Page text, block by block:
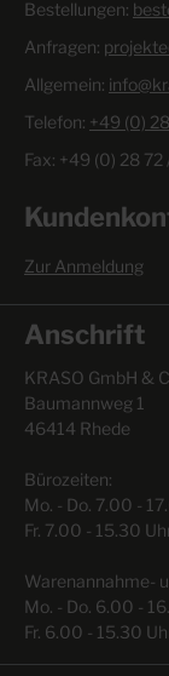
Wasser, sowie
DIN EN 13501-
Bestellungen:
Anfragen:
Allgemein:
Telefon: +49 (0)
Fax: +49 (0) 28
Zur Anmeldung
Anschrift
KRASO GmbH &
Baumannweg 1
46414 Rhede
Bürozeiten:
Mo. - Do. 7.00 -
Fr. 7.00 - 15.30
Warenannahme-
Mo. - Do. 6.00 -
Fr. 6.00 - 15.30